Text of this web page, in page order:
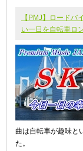
【PMJ】ロードバ
い一日を自転車ロ
曲は自転車が趣味と
た。